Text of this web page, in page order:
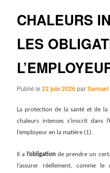
CHALEURS
LES
Publié le22 juin 2026parSamuel
La protection de la santé et de la
chaleurs intenses s’inscrit dans l
l’employeur en la matière (1).
Il a l’obligation de prendre un
l’assurer réellement, comme